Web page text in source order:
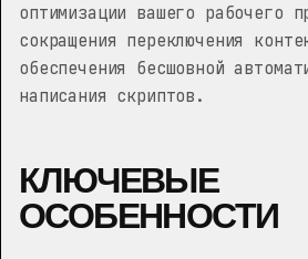
оптимизации вашего рабочего
сокращения переключения
обеспечения бесшовной
написания скриптов.
КЛЮЧЕВЫЕ
ОСОБЕННОСТИ